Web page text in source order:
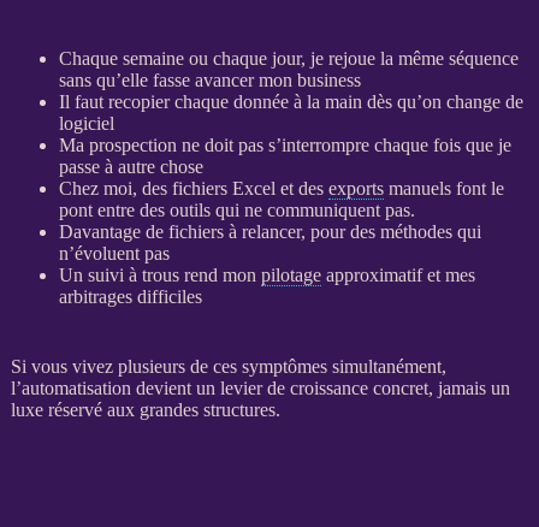
Chaque semaine ou chaque jour, je rejoue la même séquence
sans qu’elle fasse avancer mon business
Il faut recopier chaque donnéeà la main dès qu’on change de
logiciel
Ma prospection ne doit pas s’interrompre chaque fois que je
passe à autre chose
Chez moi, des fichiers Excel et des exportsmanuels font le
pont entre des outils qui ne communiquent pas.
Davantage de fichiers à relancer, pour des méthodes qui
n’évoluent pas
Un suivi à trous rend mon pilotageapproximatif et mes
arbitrages difficiles
Si vous vivez plusieurs de ces symptômes simultanément,
l’automatisation devient un levier de croissance concret, jamais un
luxe réservé aux grandes structures.